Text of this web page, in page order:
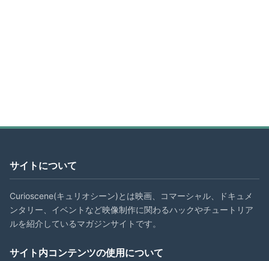
サイトについて
Curioscene(キュリオシーン)とは映画、コマーシャル、ドキュメ
ンタリー、イベントなど映像制作に関わるハックやチュートリア
ルを紹介しているマガジンサイトです。
サイト内コンテンツの使用について